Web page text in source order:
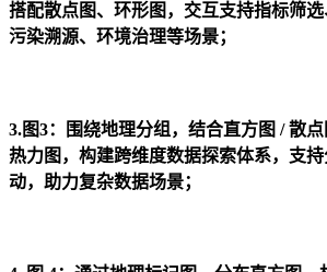
搭配散点图、 环形图 ，交互支持指标筛
污染溯源、环境治理等场景；
3.图3：围绕地理分组 ，结合直方图 / 散点
热力图 ，构建跨维度数据探索体系，支持
动，助力复杂数据场景；